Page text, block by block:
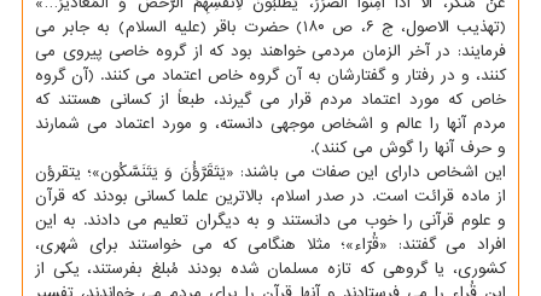
(تهذیب الاصول، ج ۶، ص ۱۸۰) حضرت باقر (علیه السلام) به جابر می
فرمایند: در آخر الزمان مردمی خواهند بود که از گروه خاصی پیروی می
کنند، و در رفتار و گفتارشان به آن گروه خاص اعتماد می کنند. (آن گروه
خاص که مورد اعتماد مردم قرار می گیرند، طبعاً از کسانی هستند که
مردم آنها را عالم و اشخاص موجهی دانسته، و مورد اعتماد می شمارند
و حرف آنها را گوش می کنند).
این اشخاص دارای این صفات می باشند: «یَتَقَرَّؤُنَ وَ یَتَنَسَّکُون»؛ یتقرؤن
از ماده قرائت است. در صدر اسلام، بالاترین علما کسانی بودند که قرآن
و علوم قرآنی را خوب می دانستند و به دیگران تعلیم می دادند. به این
افراد می گفتند: «قُرّاء»؛ مثلا هنگامی که می خواستند برای شهری،
کشوری، یا گروهی که تازه مسلمان شده بودند مُبلغ بفرستند، یکی از